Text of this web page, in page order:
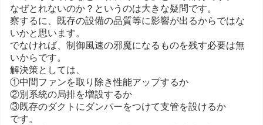
なぜとれないのか？というのは大きな疑問です。
察するに、既存の設備の品質等に影響が出るからではな
いかと思います。
でなければ、制御風速の邪魔になるものを残す必要は無
いからです。
解決策としては、
①中間ファンを取り除き性能アップするか
②別系統の局排を増設するか
③既存のダクトにダンパーをつけて支管を設けるか
です。